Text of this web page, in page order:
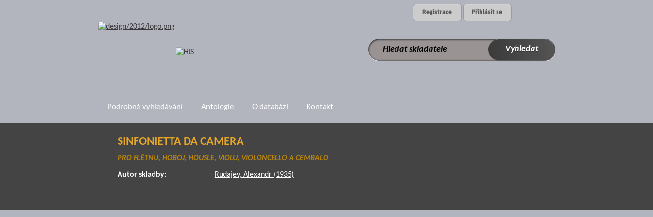
Registrace Přihlásit se
Podrobné vyhledávání Antologie O databázi Kontakt
SINFONIETTA DA CAMERA
PRO FLÉTNU, HOBOJ, HOUSLE, VIOLU, VIOLONCELLO A CEMBALO
Autor skladby: Rudajev, Alexandr (1935)